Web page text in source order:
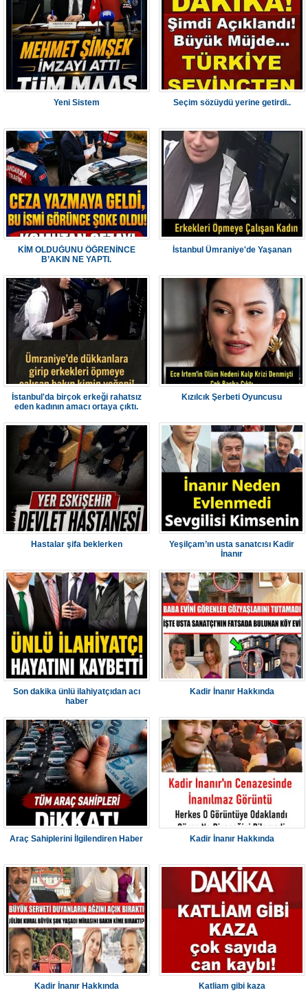
Yeni Sistem Seçim sözüydü yerine getirdi..
KİM OLDUĞUNU ÖĞRENİNCE
B’AKIN NE YAPTI.
İstanbul Ümraniye'de Yaşanan
İstanbul'da birçok erkeği rahatsız
eden kadının amacı ortaya çıktı.
Kızılcık Şerbeti Oyuncusu
Hastalar şifa beklerken
Yeşilçam’ın usta sanatcısı Kadir
İnanır
Son dakika ünlü ilahiyatçıdan acı
haber
Kadir İnanır Hakkında
Araç Sahiplerini İlgilendiren Haber Kadir İnanır Hakkında
Kadir İnanır Hakkında Katliam gibi kaza